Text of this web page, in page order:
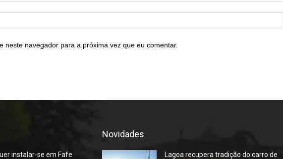
neste navegador para a próxima vez que eu comentar.
instalar-se em Fafe
Novidades
Lagoa recupera tradição do carro de